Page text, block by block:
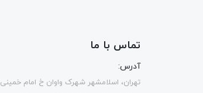
تماس با ما
آدرس:
تهران، اسلامشهر شهرک واوان خ امام خمینی